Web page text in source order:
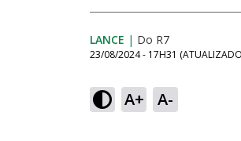
LANCE | Do R7
23/08/2024 - 17H31
A+ A-